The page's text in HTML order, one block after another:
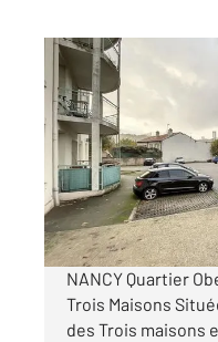
NANCY 54
12 m
Ref : 122020
Parking à louer
47 €
par mois charges
NANCY Quartier
Trois Maisons
des Trois maisons